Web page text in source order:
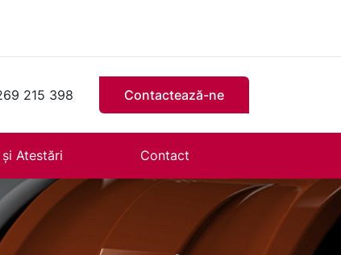
215 398 Contactează-ne
Atestări Contact